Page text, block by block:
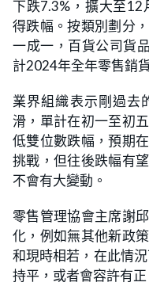
下跌7.3%，擴大至12
得跌幅。按類別劃分
一成一，百貨公司貨
計2024年全年零售銷
業界組織表示剛過去
滑，單計在初一至初
低雙位數跌幅，預期
挑戰，但往後跌幅有
不會有大變動。
零售管理協會主席謝
化，例如無其他新政
和現時相若，在此情
持平，或者會容許有正